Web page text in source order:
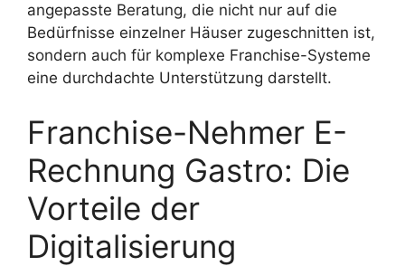
angepasste Beratung, die nicht nur auf die
Bedürfnisse einzelner Häuser zugeschnitten ist,
sondern auch für komplexe Franchise-Systeme
eine durchdachte Unterstützung darstellt.
Franchise-Nehmer E-
Rechnung Gastro: Die
Vorteile der
Digitalisierung